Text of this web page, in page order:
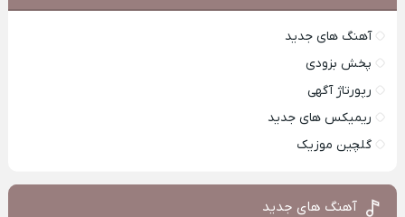
آهنگ های جدید
پخش بزودی
رپورتاژ آگهی
ریمیکس های جدید
گلچین موزیک
آهنگ های جدید